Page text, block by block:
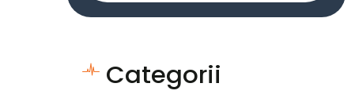
Categorii